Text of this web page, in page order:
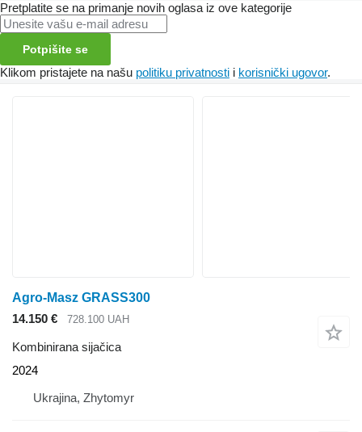
Pretplatite se na primanje novih oglasa iz ove kategorije
Potpišite se
Klikom pristajete na našu politiku privatnosti i korisnički ugovor.
Agro-Masz GRASS300
14.150 €
728.100 UAH
Kombinirana sijačica
2024
Ukrajina, Zhytomyr